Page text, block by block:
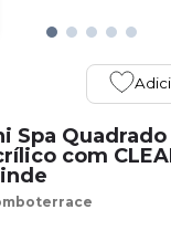
Spa
com